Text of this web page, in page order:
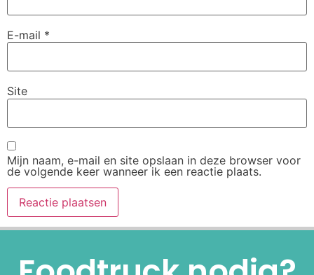
E-mail *
Site
Mijn naam, e-mail en site opslaan in deze browser voor
de volgende keer wanneer ik een reactie plaats.